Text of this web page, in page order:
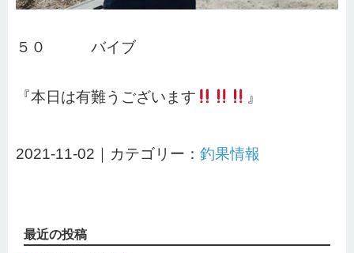
５０ バイブ
『本日は有難うございます 』
2021-11-02｜カテゴリー： 釣果情報
最近の投稿